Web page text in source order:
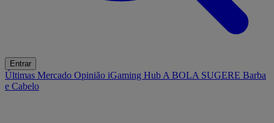
Entrar
Últimas Mercado Opinião iGaming Hub A BOLA SUGERE Barba
e Cabelo